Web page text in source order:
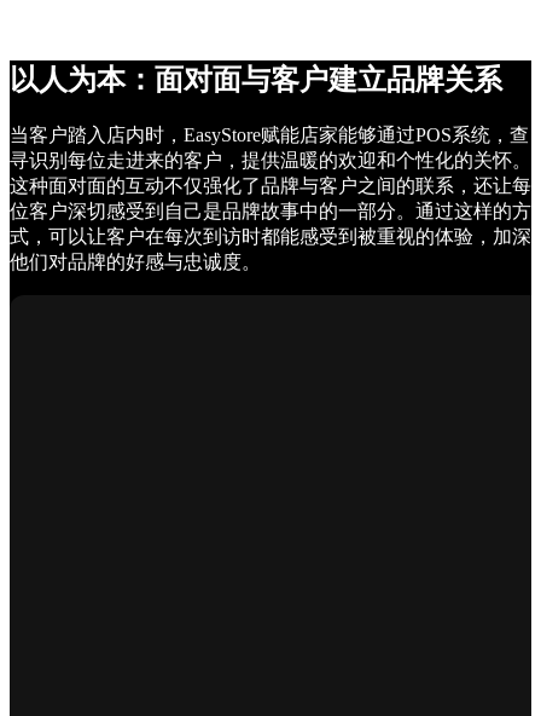
以人为本：面对面与客户建立品牌关系
当客户踏入店内时，EasyStore赋能店家能够通过POS系统，查
寻识别每位走进来的客户，提供温暖的欢迎和个性化的关怀。
这种面对面的互动不仅强化了品牌与客户之间的联系，还让每
位客户深切感受到自己是品牌故事中的一部分。通过这样的方
式，可以让客户在每次到访时都能感受到被重视的体验，加深
他们对品牌的好感与忠诚度。